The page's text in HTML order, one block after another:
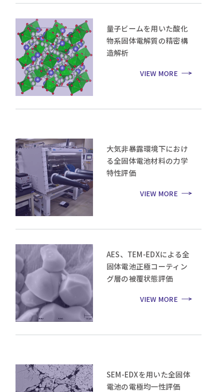
量子ビームを用いた酸化
物系固体電解質の精密構
造解析
VIEW MORE
大気非暴露環境下におけ
る全固体電池材料の力学
特性評価
VIEW MORE
AES、TEM-EDXによる全
固体電池正極コーティン
グ層の被覆状態評価
VIEW MORE
SEM-EDXを用いた全固体
電池の電極均一性評価